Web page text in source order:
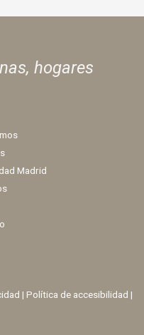
hogares
Madrid
| Política de accesibilidad |